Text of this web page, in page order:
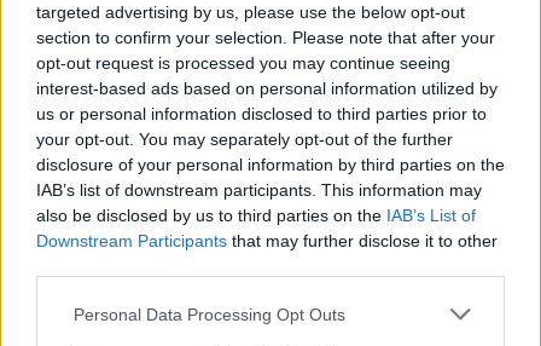
targeted advertising by us, please use the below opt-out
section to confirm your selection. Please note that after your
opt-out request is processed you may continue seeing
interest-based ads based on personal information utilized by
us or personal information disclosed to third parties prior to
your opt-out. You may separately opt-out of the further
disclosure of your personal information by third parties on the
IAB’s list of downstream participants. This information may
also be disclosed by us to third parties on the IAB’s List of
Downstream Participants that may further disclose it to other
Personal Data Processing Opt Outs
06/05/2021
Το πολυτελές γυάλινο σπίτι του διάσημου Αμερικανού
σκηνοθέτη, Τιμ Μπάρτον, στην μποέμ γειτονιά Primrose Hill…
GOOD STUFF